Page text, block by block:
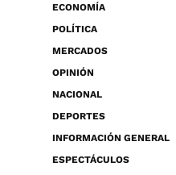
ECONOMÍA
POLÍTICA
MERCADOS
OPINIÓN
NACIONAL
DEPORTES
INFORMACIÓN GENERAL
ESPECTÁCULOS